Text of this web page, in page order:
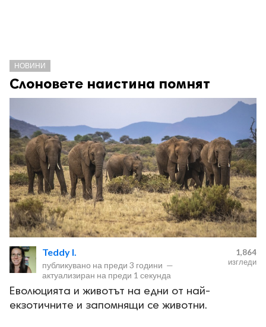
НОВИНИ
Слоновете наистина помнят
Teddy I.
публикувано на преди 3 години —
актуализиран на преди 1 секунда
1,864
изгледи
Еволюцията и животът на едни от най-
екзотичните и запомнящи се животни.